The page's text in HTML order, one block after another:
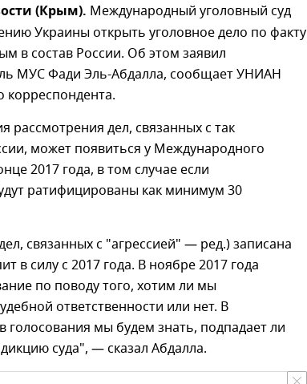
(Крым). Международный уголовный суд
Украины открыть уголовное дело по факту
в состав России. Об этом заявил
МУС Фади Эль-Абдалла, сообщает УНИАН
корреспондента.
рассмотрения дел, связанных с так
может появиться у Международного
2017 года, в том случае если
ратифицированы как минимум 30
связанных с "агрессией" — ред.) записана
в силу с 2017 года. В ноябре 2017 года
по поводу того, хотим ли мы
ответственности или нет. В
голосования мы будем знать, подпадает ли
суда", — сказал Абдалла.